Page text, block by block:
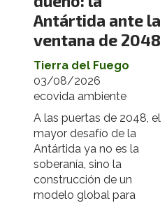
Antártida ante la
ventana de 2048
ecovida ambiente
Tierra del Fuego
03/08/2026
A las puertas de 2048, el
mayor desafío de la
Antártida ya no es la
soberanía, sino la
construcción de un
modelo global para